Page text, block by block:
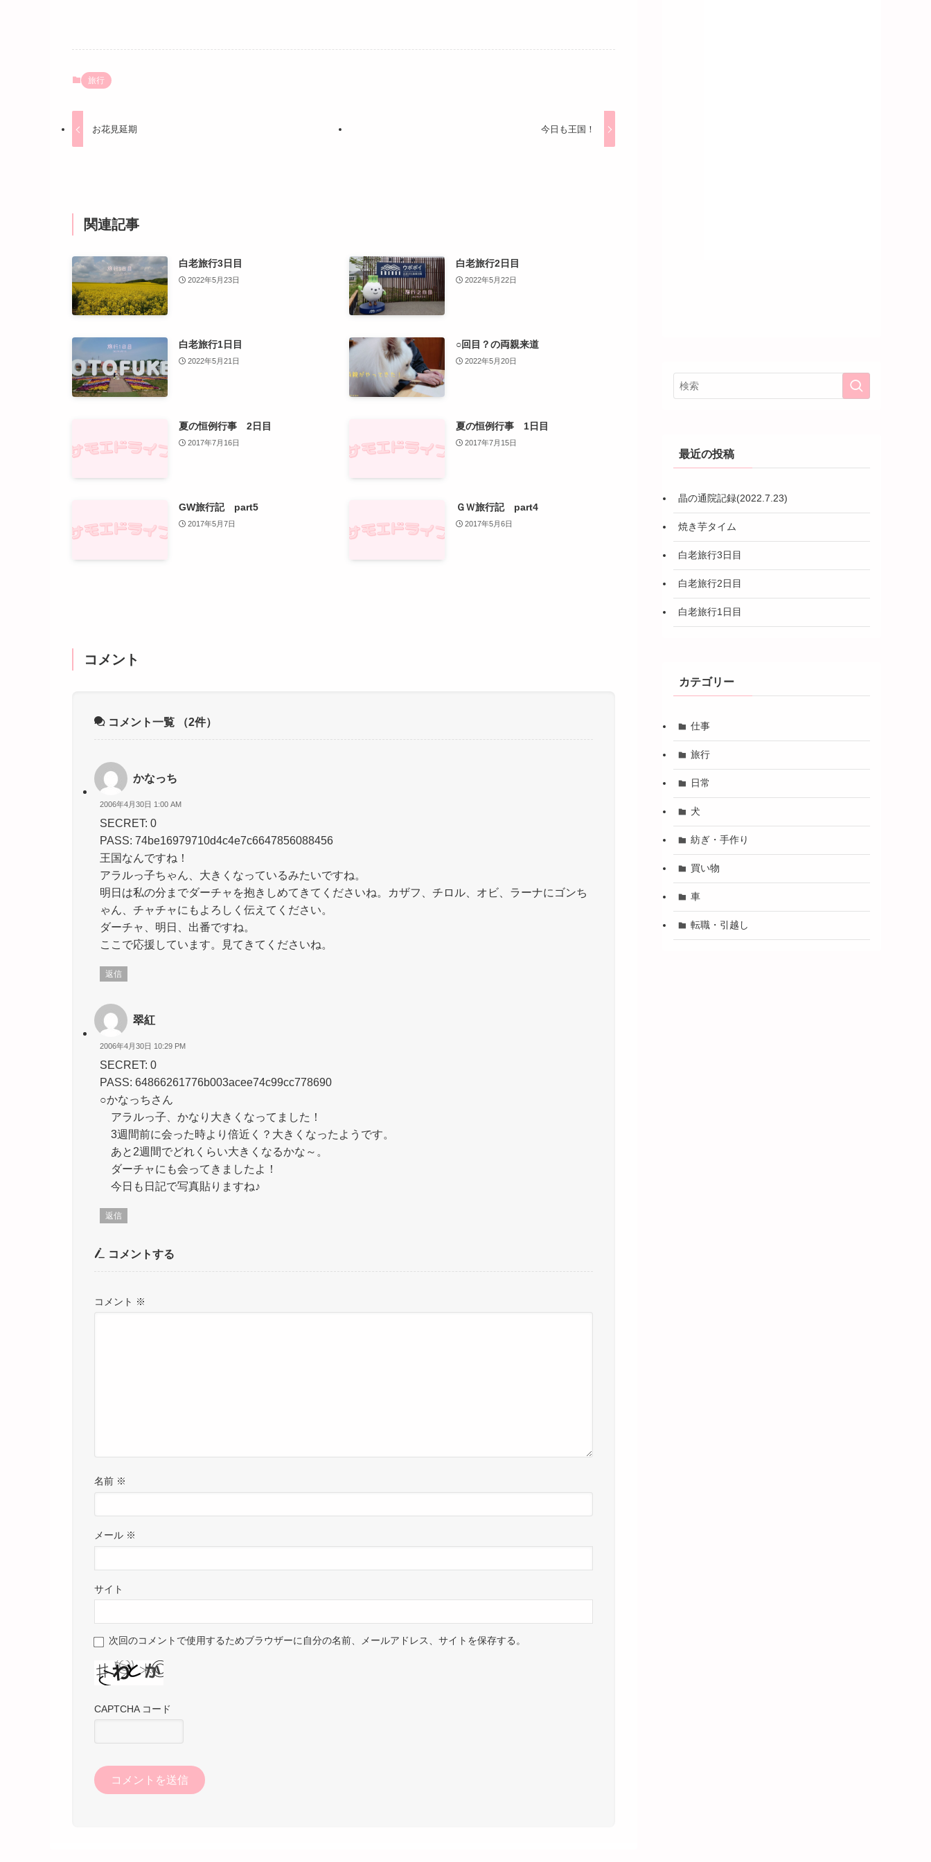
旅行
お花見延期 今日も王国！
関連記事
白老旅行3日目
2022年5月23日
白老旅行2日目
2022年5月22日
白老旅行1日目
2022年5月21日
○回目？の両親来道
2022年5月20日
夏の恒例行事 2日目
2017年7月16日
夏の恒例行事 1日目
2017年7月15日
GW旅行記 part5
2017年5月7日
ＧＷ旅行記 part4
2017年5月6日
コメント
コメント一覧 （2件）
かなっち
2006年4月30日 1:00 AM
SECRET: 0
PASS: 74be16979710d4c4e7c6647856088456
王国なんですね！
アラルっ子ちゃん、大きくなっているみたいですね。
明日は私の分までダーチャを抱きしめてきてくださいね。カザフ、チロル、オビ、ラーナにゴンち
ゃん、チャチャにもよろしく伝えてください。
ダーチャ、明日、出番ですね。
ここで応援しています。見てきてくださいね。
返信
翠紅
2006年4月30日 10:29 PM
SECRET: 0
PASS: 64866261776b003acee74c99cc778690
○かなっちさん
アラルっ子、かなり大きくなってました！
3週間前に会った時より倍近く？大きくなったようです。
あと2週間でどれくらい大きくなるかな～。
ダーチャにも会ってきましたよ！
今日も日記で写真貼りますね♪
返信
コメントする
コメント ※
名前 ※
メール ※
サイト
次回のコメントで使用するためブラウザーに自分の名前、メールアドレス、サイトを保存する。
CAPTCHA コード
最近の投稿
晶の通院記録(2022.7.23)
焼き芋タイム
白老旅行3日目
白老旅行2日目
白老旅行1日目
カテゴリー
仕事
旅行
日常
犬
紡ぎ・手作り
買い物
車
転職・引越し